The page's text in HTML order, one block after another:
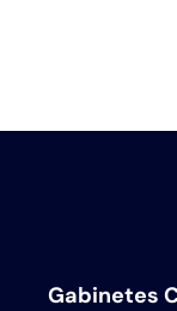
Gabinetes